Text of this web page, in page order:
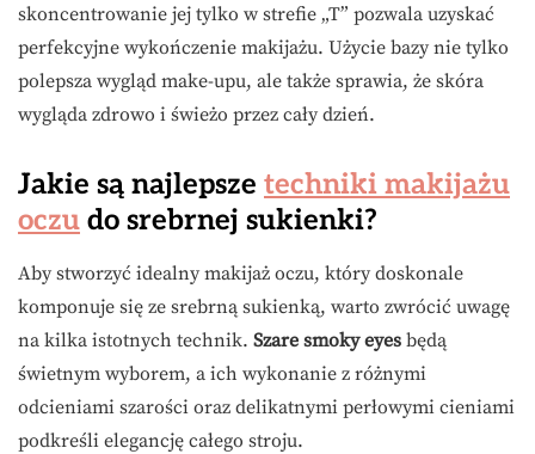
skoncentrowanie jej tylko w strefie „T” pozwala uzyskać
perfekcyjne wykończenie makijażu. Użycie bazy nie tylko
polepsza wygląd make-upu, ale także sprawia, że skóra
wygląda zdrowo i świeżo przez cały dzień.
Jakie są najlepsze techniki makijażu
oczu do srebrnej sukienki?
Aby stworzyć idealny makijaż oczu, który doskonale
komponuje się ze srebrną sukienką, warto zwrócić uwagę
na kilka istotnych technik. Szare smoky eyes będą
świetnym wyborem, a ich wykonanie z różnymi
odcieniami szarości oraz delikatnymi perłowymi cieniami
podkreśli elegancję całego stroju.